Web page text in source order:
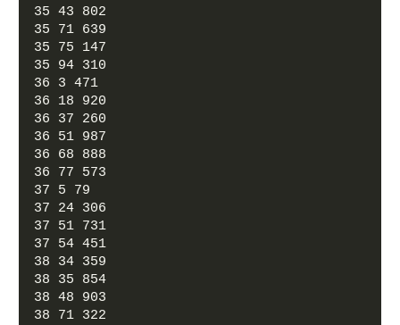
35 43 802
35 71 639
35 75 147
35 94 310
36 3 471
36 18 920
36 37 260
36 51 987
36 68 888
36 77 573
37 5 79
37 24 306
37 51 731
37 54 451
38 34 359
38 35 854
38 48 903
38 71 322